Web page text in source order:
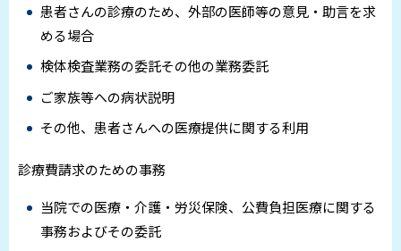
患者さんの診療のため、外部の医師等の意見・助言を求
める場合
検体検査業務の委託その他の業務委託
ご家族等への病状説明
その他、患者さんへの医療提供に関する利用
診療費請求のための事務
当院での医療・介護・労災保険、公費負担医療に関する
事務およびその委託